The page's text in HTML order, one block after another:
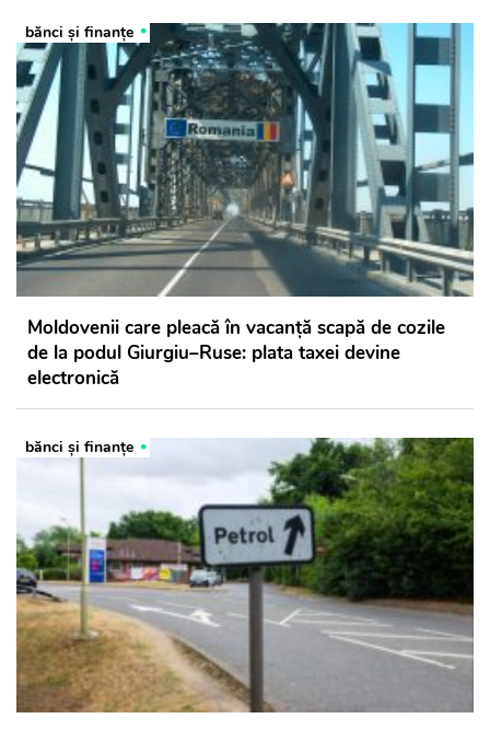
bănci şi finanţe
Moldovenii care pleacă în vacanță scapă de cozile
de la podul Giurgiu–Ruse: plata taxei devine
electronică
bănci şi finanţe